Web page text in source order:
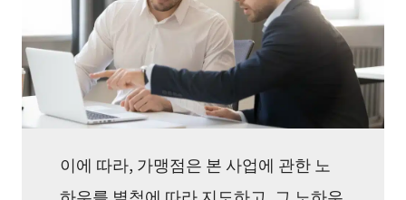
이에 따라, 가맹점은 본 사업에 관한 노